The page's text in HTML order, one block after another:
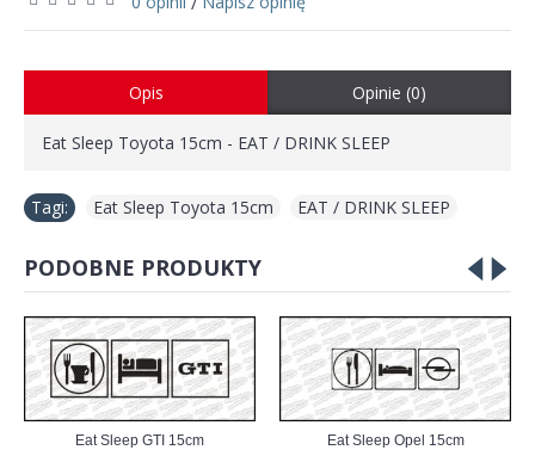
Opis Opinie (0)
Eat Sleep Toyota 15cm - EAT / DRINK SLEEP
Tagi: Eat Sleep Toyota 15cm EAT / DRINK SLEEP
PODOBNE PRODUKTY
Eat Sleep GTI 15cm Eat Sleep Opel 15cm